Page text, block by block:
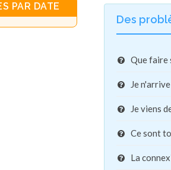
Des
Que faire
Je
Je viens
Ce sont
La
PAR DATE